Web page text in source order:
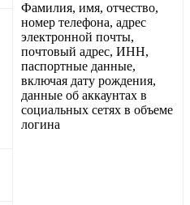
Фамилия, имя, отчество,
номер телефона, адрес
электронной почты,
почтовый адрес, ИНН,
паспортные данные,
включая дату рождения,
данные об аккаунтах в
социальных сетях в объеме
логина